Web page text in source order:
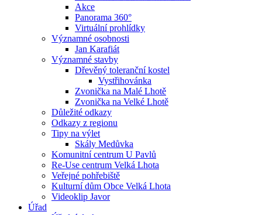
Akce
Panorama 360°
Virtuální prohlídky
Významné osobnosti
Jan Karafiát
Významné stavby
Dřevěný toleranční kostel
Vystřihovánka
Zvonička na Malé Lhotě
Zvonička na Velké Lhotě
Důležité odkazy
Odkazy z regionu
Tipy na výlet
Skály Medůvka
Komunitní centrum U Pavlů
Re-Use centrum Velká Lhota
Veřejné pohřebiště
Kulturní dům Obce Velká Lhota
Videoklip Javor
Úřad